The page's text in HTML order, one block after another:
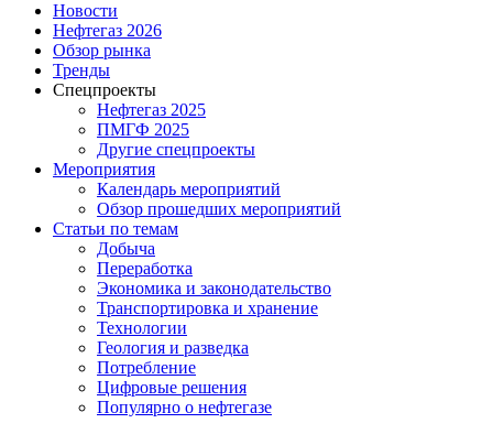
Новости
Нефтегаз 2026
Обзор рынка
Тренды
Спецпроекты
Нефтегаз 2025
ПМГФ 2025
Другие спецпроекты
Мероприятия
Календарь мероприятий
Обзор прошедших мероприятий
Статьи по темам
Добыча
Переработка
Экономика и законодательство
Транспортировка и хранение
Технологии
Геология и разведка
Потребление
Цифровые решения
Популярно о нефтегазе